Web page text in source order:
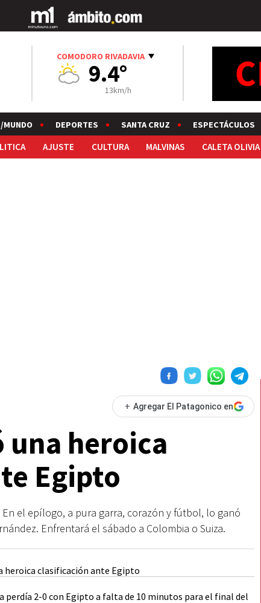
COMODORO RIVADAVIA
9.4°
13km/h
MUNDO DEPORTES SANTA CRUZ ESPECTÁCULOS
AJUSTE CULTURA MALVINAS CALETA OLIVIA
+ Agregar El Patagonico en
heroica
Egipto
el epílogo, a pura garra, corazón y fútbol, lo ganó
Enfrentará el sábado a Colombia o Suiza.
2-0 con Egipto a falta de 10 minutos para el final del